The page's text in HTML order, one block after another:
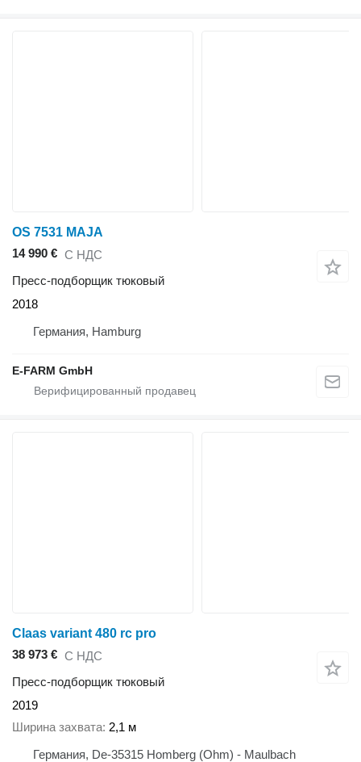
OS 7531 MAJA
14 990 € С НДС
Пресс-подборщик тюковый
2018
Германия, Hamburg
E-FARM GmbH
Claas variant 480 rc pro
38 973 € С НДС
Пресс-подборщик тюковый
2019
Ширина захвата 2,1 м
Германия, De-35315 Homberg (Ohm) - Maulbach